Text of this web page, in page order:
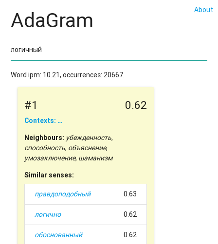
About
AdaGram
Word ipm: 10.21, occurrences: 20667.
#1 0.62
Contexts: …
Neighbours: убежденность,
способность, объяснение,
умозаключение, шаманизм
Similar senses:
правдоподобный 0.63
логично 0.62
обоснованный 0.62